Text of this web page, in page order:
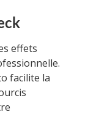
effets
facilite la